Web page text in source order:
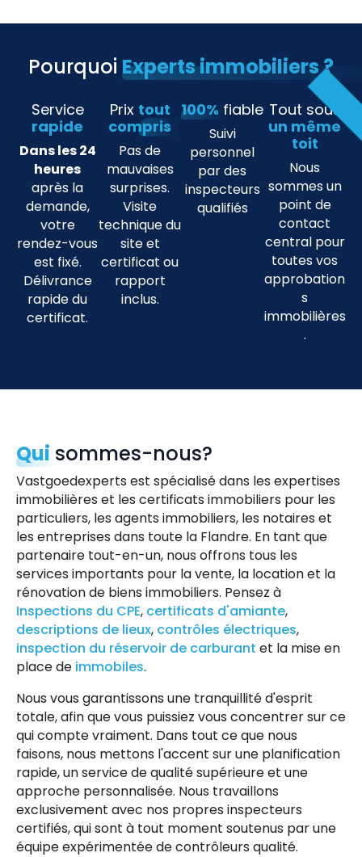
Pourquoi Experts immobiliers ?
Service
rapide
Dans les 24
heures
après la
demande,
votre
rendez-vous
est fixé.
Délivrance
rapide du
certificat.
Prix tout
compris
Pas de
mauvaises
surprises.
Visite
technique du
site et
certificat ou
rapport
inclus.
100% fiable
Suivi
personnel
par des
inspecteurs
qualifiés
Tout sous
un même
toit
Nous
sommes un
point de
contact
central pour
toutes vos
approbation
s
immobilières
.
Qui sommes-nous?
Vastgoedexperts est spécialisé dans les expertises
immobilières et les certificats immobiliers pour les
particuliers, les agents immobiliers, les notaires et
les entreprises dans toute la Flandre. En tant que
partenaire tout-en-un, nous offrons tous les
services importants pour la vente, la location et la
rénovation de biens immobiliers. Pensez à
Inspections du CPE, certificats d'amiante,
descriptions de lieux, contrôles électriques,
inspection du réservoir de carburant et la mise en
place de immobiles.
Nous vous garantissons une tranquillité d'esprit
totale, afin que vous puissiez vous concentrer sur ce
qui compte vraiment. Dans tout ce que nous
faisons, nous mettons l'accent sur une planification
rapide, un service de qualité supérieure et une
approche personnalisée. Nous travaillons
exclusivement avec nos propres inspecteurs
certifiés, qui sont à tout moment soutenus par une
équipe expérimentée de contrôleurs qualité.